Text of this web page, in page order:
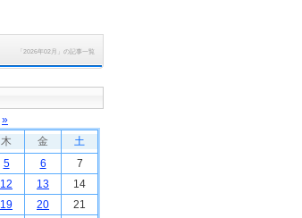
「2026年02月」の記事一覧
»
木 金
土
5 6
7
12 13
14
19 20
21